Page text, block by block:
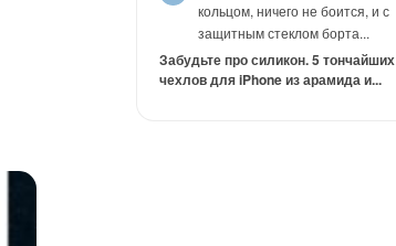
кольцом, ничего не боится, и с
защитным стеклом борта...
Забудьте про силикон. 5 тончайших
чехлов для iPhone из арамида и...